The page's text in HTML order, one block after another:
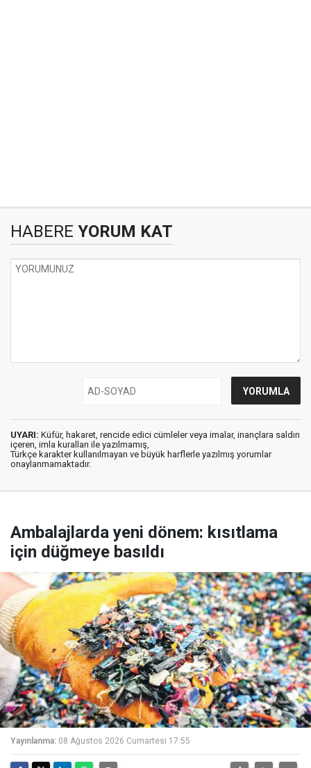
HABERE YORUM KAT
UYARI: Küfür, hakaret, rencide edici cümleler veya imalar, inançlara saldırı
içeren, imla kuralları ile yazılmamış,
Türkçe karakter kullanılmayan ve büyük harflerle yazılmış yorumlar
onaylanmamaktadır.
Ambalajlarda yeni dönem: kısıtlama
için düğmeye basıldı
Yayınlanma: 08 Ağustos 2026 Cumartesi 17:55